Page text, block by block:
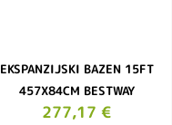
EKSPANZIJSKI BAZEN 15FT
457X84CM BESTWAY
277,17 €